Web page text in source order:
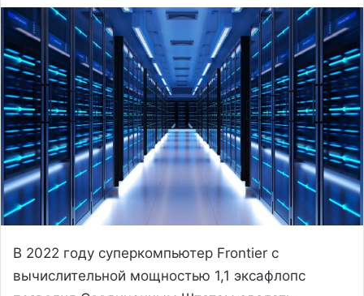
В 2022 году суперкомпьютер Frontier с
вычислительной мощностью 1,1 эксафлопс